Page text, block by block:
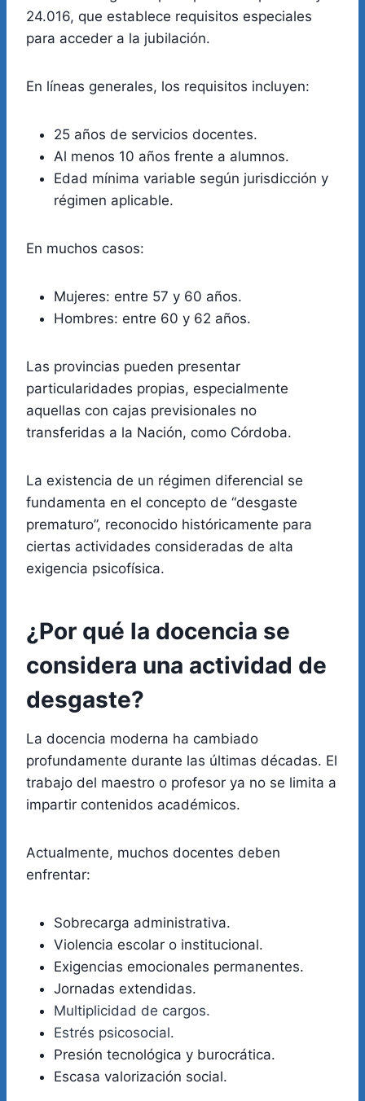
24.016, que establece requisitos especiales
para acceder a la jubilación.
En líneas generales, los requisitos incluyen:
25 años de servicios docentes.
Al menos 10 años frente a alumnos.
Edad mínima variable según jurisdicción y
régimen aplicable.
En muchos casos:
Mujeres: entre 57 y 60 años.
Hombres: entre 60 y 62 años.
Las provincias pueden presentar
particularidades propias, especialmente
aquellas con cajas previsionales no
transferidas a la Nación, como Córdoba.
La existencia de un régimen diferencial se
fundamenta en el concepto de “desgaste
prematuro”, reconocido históricamente para
ciertas actividades consideradas de alta
exigencia psicofísica.
¿Por qué la docencia se
considera una actividad de
desgaste?
La docencia moderna ha cambiado
profundamente durante las últimas décadas. El
trabajo del maestro o profesor ya no se limita a
impartir contenidos académicos.
Actualmente, muchos docentes deben
enfrentar:
Sobrecarga administrativa.
Violencia escolar o institucional.
Exigencias emocionales permanentes.
Jornadas extendidas.
Multiplicidad de cargos.
Estrés psicosocial.
Presión tecnológica y burocrática.
Escasa valorización social.